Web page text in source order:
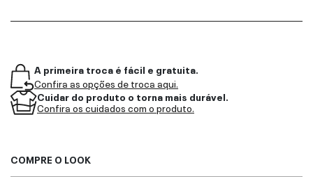
A primeira troca é fácil e gratuita.
Confira as opções de troca aqui.
Cuidar do produto o torna mais durável.
Confira os cuidados com o produto.
COMPRE O LOOK